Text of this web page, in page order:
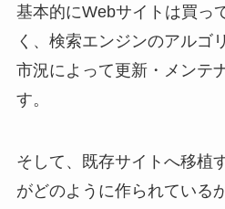
基本的にWebサイトは買っ
く、検索エンジンのアルゴ
市況によって更新・メンテ
す。
そして、既存サイトへ移植
がどのように作られている